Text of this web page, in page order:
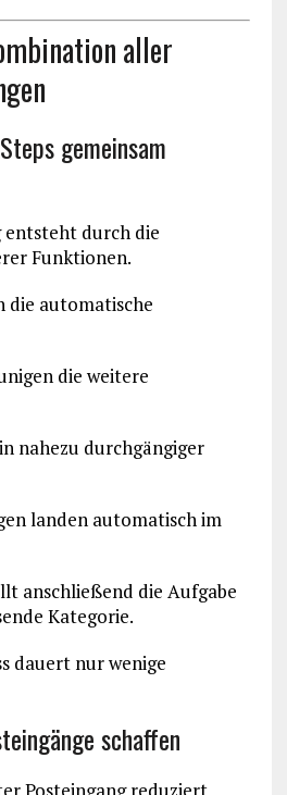
aller
gemeinsam
durch die
Funktionen.
die automatische
die weitere
nahezu durchgängiger
landen automatisch im
anschließend die Aufgabe
Kategorie.
dauert nur wenige
schaffen